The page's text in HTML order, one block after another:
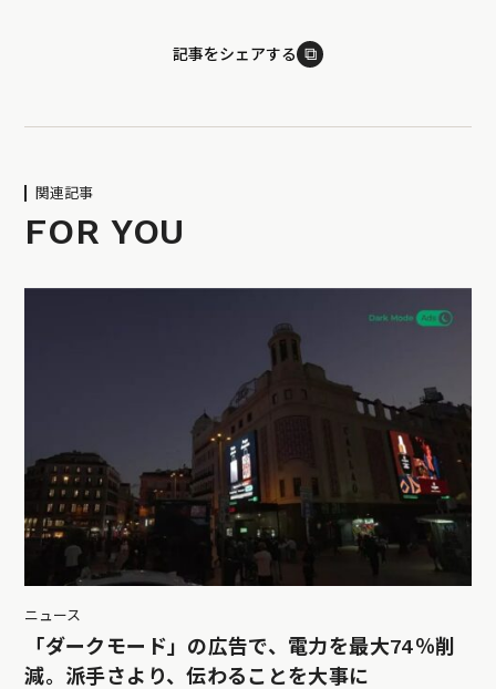
記事をシェアする ⧉
関連記事
FOR YOU
ニュース
「ダークモード」の広告で、電力を最大74％削
減。派手さより、伝わることを大事に